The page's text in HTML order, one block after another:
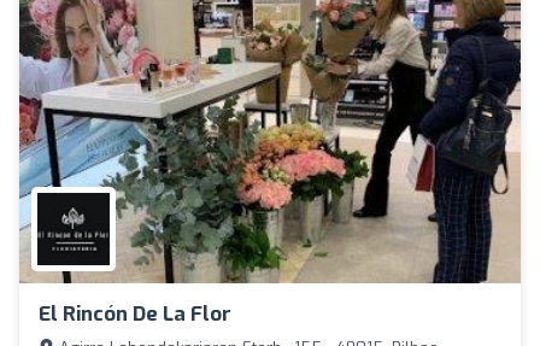
El Rincón De La Flor